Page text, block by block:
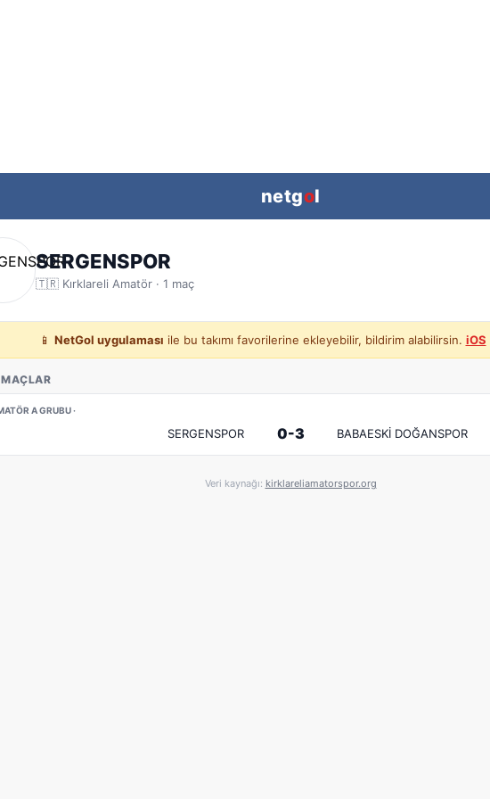
netgol
SERGENSPOR
🇹🇷 Kırklareli Amatör · 1 maç
📱 NetGol uygulaması ile bu takımı favorilerine ekleyebilir, bildirim alabilirsin. iOS
A GRUBU ·
SERGENSPOR 0-3 BABAESKİ DOĞANSPOR
Veri kaynağı: kirklareliamatorspor.org